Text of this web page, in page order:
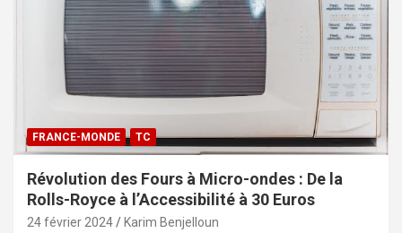
FRANCE-MONDE TC
Révolution des Fours à Micro-ondes : De la
Rolls-Royce à l’Accessibilité à 30 Euros
24 février 2024 Karim Benjelloun